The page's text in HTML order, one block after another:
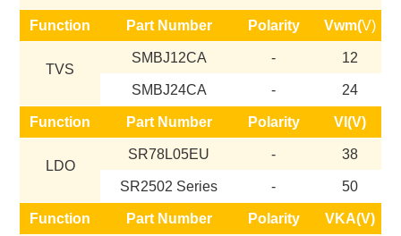
Function Part Number Polarity Vwm(V)
TVS
SMBJ12CA - 12
SMBJ24CA - 24
Function Part Number Polarity VI(V)
LDO
SR78L05EU - 38
SR2502 Series - 50
Function Part Number Polarity
VKA(V)